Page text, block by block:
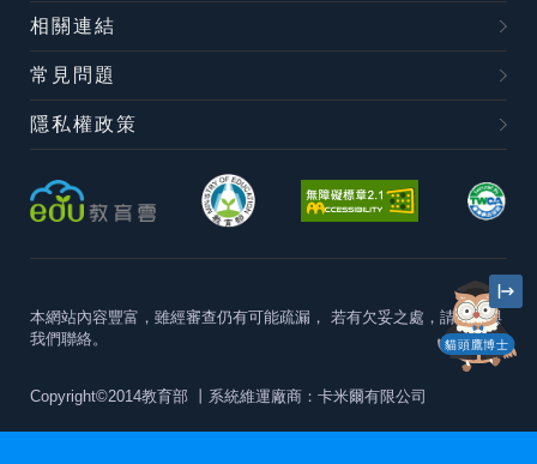
貓頭鷹博士
相關連結
常見問題
隱私權政策
本網站內容豐富，雖經審查仍有可能疏漏， 若有欠妥之處，請隨時與
我們聯絡。
Copyright©2014教育部 丨系統維運廠商：卡米爾有限公司